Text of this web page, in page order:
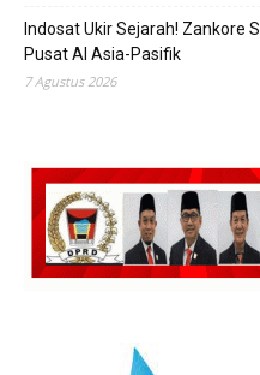
Indosat Ukir Sejarah! Zankore
Pusat AI Asia-Pasifik
7 Agustus 2026